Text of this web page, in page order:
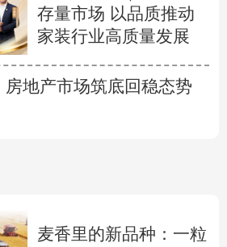
存量市场 以品质推动
家装行业高质量发展
地产市场筑底回稳态势
麦香里的新品种：一粒